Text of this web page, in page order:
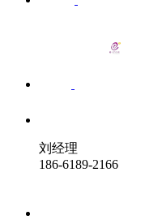
刘经理
186-6189-2166